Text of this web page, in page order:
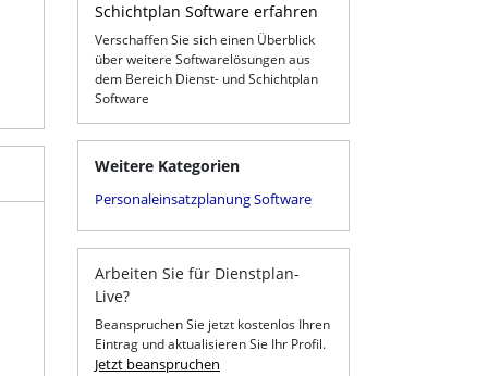
Schichtplan Software erfahren
Verschaffen Sie sich einen Überblick
über weitere Softwarelösungen aus
dem Bereich Dienst- und Schichtplan
Software
Weitere Kategorien
Personaleinsatzplanung Software
Arbeiten Sie für Dienstplan-
Live?
Beanspruchen Sie jetzt kostenlos Ihren
Eintrag und aktualisieren Sie Ihr Profil.
Jetzt beanspruchen